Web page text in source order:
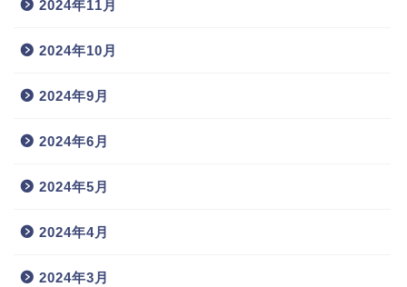
2024年11月
2024年10月
2024年9月
2024年6月
2024年5月
2024年4月
2024年3月